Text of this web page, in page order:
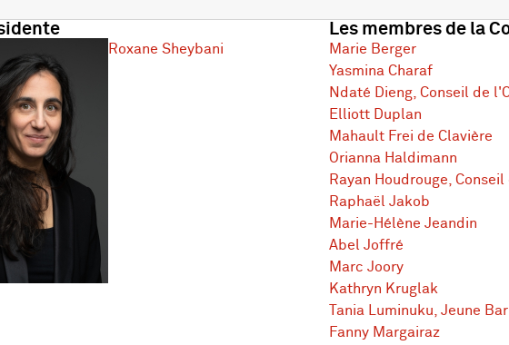
Roxane Sheybani
Les membres de la
Marie Berger
Yasmina Charaf
Ndaté Dieng, Conseil de
Elliott Duplan
Mahault Frei de Clavière
Orianna Haldimann
Rayan Houdrouge,
Raphaël Jakob
Marie-Hélène Jeandin
Abel Joffré
Marc Joory
Kathryn Kruglak
Tania Luminuku, Jeune
Fanny Margairaz